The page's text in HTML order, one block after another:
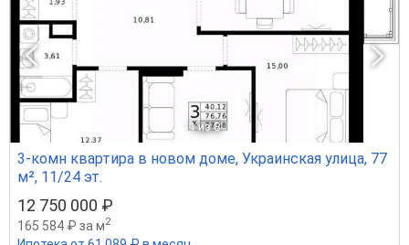
1 из 8
3-комн квартира в новом доме, Украинская улица, 77
м², 11/24 эт.
12 750 000 ₽
165 584 ₽ за м2